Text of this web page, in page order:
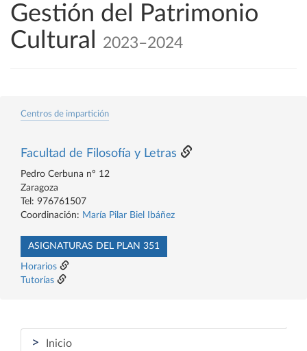
Gestión del Patrimonio
Cultural
2023–2024
Centros de impartición
Facultad de Filosofía y Letras
Pedro Cerbuna nº 12
Zaragoza
Tel: 976761507
Coordinación: María Pilar Biel Ibáñez
ASIGNATURAS DEL PLAN 351
Horarios
Tutorías
> Inicio